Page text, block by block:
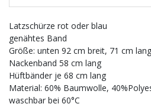
Latzschürze rot oder blau
genähtes Band
Größe: unten 92 cm breit, 71 cm
Nackenband 58 cm lang
Hüftbänder je 68 cm lang
Material: 60% Baumwolle,
waschbar bei 60°C